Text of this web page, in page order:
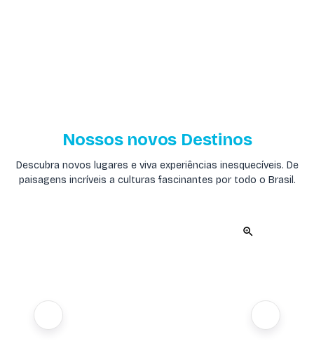
Nossos novos Destinos
Descubra novos lugares e viva experiências inesquecíveis. De
paisagens incríveis a culturas fascinantes por todo o Brasil.